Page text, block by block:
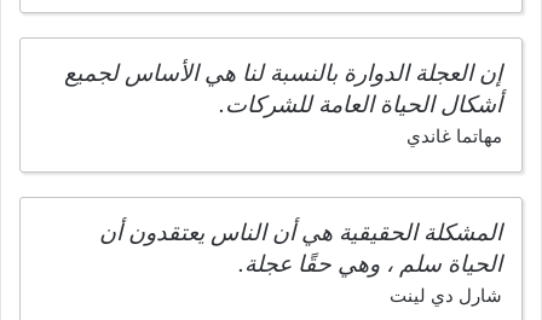
إن العجلة الدوارة بالنسبة لنا هي الأساس لجميع
أشكال الحياة العامة للشركات.
مهاتما غاندي
المشكلة الحقيقية هي أن الناس يعتقدون أن
الحياة سلم ، وهي حقًا عجلة.
شارل دي لينت